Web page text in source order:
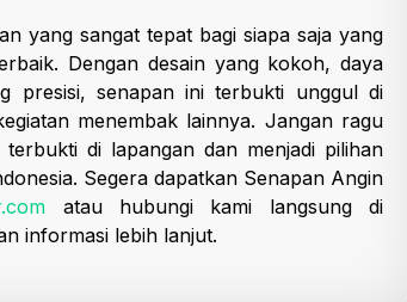
yang sangat tepat bagi siapa saja yang
Dengan desain yang kokoh, daya
presisi, senapan ini terbukti unggul di
menembak lainnya. Jangan ragu
di lapangan dan menjadi pilihan
Segera dapatkan Senapan Angin
atau hubungi kami langsung di
informasi lebih lanjut.